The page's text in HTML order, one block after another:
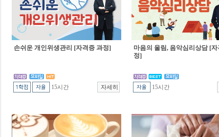
손쉬운 개인위생관리 [자격증 과정]
15시간
마음의 울림, 음악심리상담 [
정]
15시간